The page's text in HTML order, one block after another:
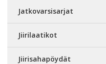
Jatkovarsisarjat
Jiirilaatikot
Jiirisahapöydät